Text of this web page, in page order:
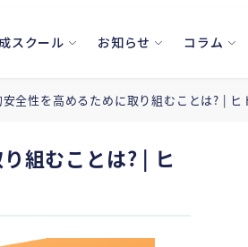
スクール お知らせ コラム
安全性を高めるために取り組むことは? |
組むことは? | ヒ